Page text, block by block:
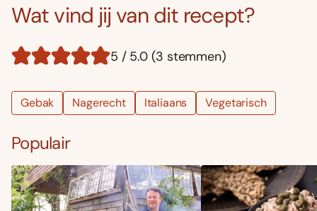
Wat vind jij van dit recept?
5 / 5.0 (3 stemmen)
Gebak Nagerecht Italiaans Vegetarisch
Populair